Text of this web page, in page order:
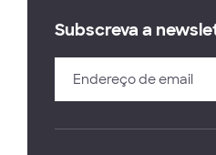
Subscreva a